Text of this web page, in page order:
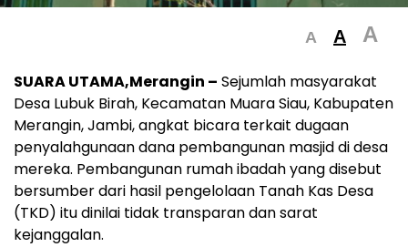
A A A
SUARA UTAMA,Merangin – Sejumlah masyarakat
Desa Lubuk Birah, Kecamatan Muara Siau, Kabupaten
Merangin, Jambi, angkat bicara terkait dugaan
penyalahgunaan dana pembangunan masjid di desa
mereka. Pembangunan rumah ibadah yang disebut
bersumber dari hasil pengelolaan Tanah Kas Desa
(TKD) itu dinilai tidak transparan dan sarat
kejanggalan.